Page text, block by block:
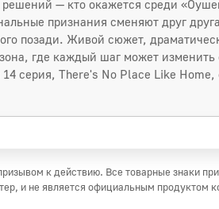
— кто окажется среди
признания сменяют друг
позади. Живой сюжет,
где каждый шаг может изменить
серия, There's No Place Like
к действию. Все товарные знаки
и не является официальным продуктом